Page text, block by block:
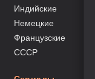
Индийские
Немецкие
Французские
СССР